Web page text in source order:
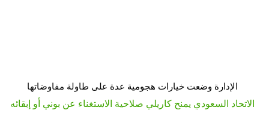
الإدارة وضعت خيارات هجومية عدة على طاولة مفاوضاتها
الاتحاد السعودي يمنح كاريلي صلاحية الاستغناء عن بوني أو إبقائه